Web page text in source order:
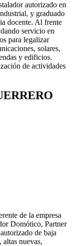
autorizado en
y graduado
docente. Al frente
servicio en
para legalizar
solares,
y edificios.
de actividades
de la empresa
Domótico, Partner
de baja
nuevas,